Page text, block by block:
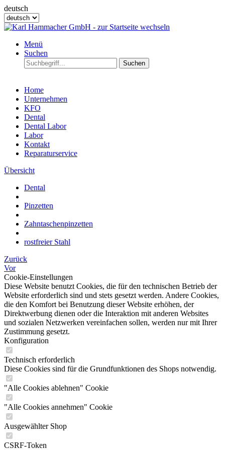
deutsch
Menü
Suchen
Suchen
Home
Unternehmen
KFO
Dental
Dental Labor
Labor
Kontakt
Reparaturservice
Übersicht
Dental
Pinzetten
Zahntaschenpinzetten
rostfreier Stahl
Zurück
Vor
Cookie-Einstellungen
Diese Website benutzt Cookies, die für den technischen Betrieb der
Website erforderlich sind und stets gesetzt werden. Andere Cookies,
die den Komfort bei Benutzung dieser Website erhöhen, der
Direktwerbung dienen oder die Interaktion mit anderen Websites
und sozialen Netzwerken vereinfachen sollen, werden nur mit Ihrer
Zustimmung gesetzt.
Konfiguration
Technisch erforderlich
Diese Cookies sind für die Grundfunktionen des Shops notwendig.
"Alle Cookies ablehnen" Cookie
"Alle Cookies annehmen" Cookie
Ausgewählter Shop
CSRF-Token